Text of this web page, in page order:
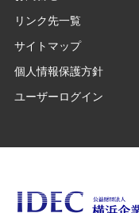
リンク先一覧
サイトマップ
個人情報保護方針
ユーザーログイン